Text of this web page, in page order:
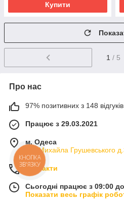
Купити
1 / 5
Про нас
97% позитивних з 148 відгуків
Працює з 29.03.2021
м. Одеса
вул.Михайла Грушевського
Контакти
Сьогодні працює з 09:00
Показати весь графік
КНОПКА
ЗВ'ЯЗКУ